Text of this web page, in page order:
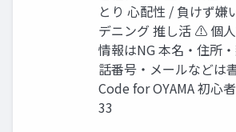
とり ⼼配性 / 負けず嫌
デニング 推し活 ⚠ 個
情報はNG 本名・住所
話番号・メールなどは
Code for OYAMA 初⼼
33